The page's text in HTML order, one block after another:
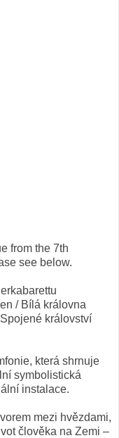
from the 7th
see below.
/ Bílá královna
království
která shrnuje
symbolistická
instalace.
mezi hvězdami,
člověka na Zemi –